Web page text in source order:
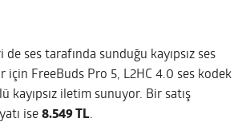
ses tarafında sunduğu kayıpsız ses
için FreeBuds Pro 5, L2HC 4.0 ses kodek
kayıpsız iletim sunuyor. Bir satış
ise 8.549 TL.